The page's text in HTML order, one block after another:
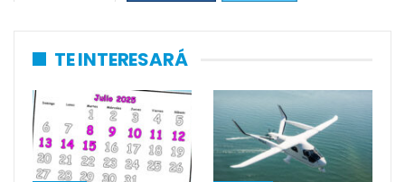
TE INTERESARÁ